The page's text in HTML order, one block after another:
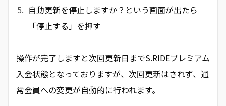
自動更新を停止しますか？という画面が出たら
「停止する」を押す
操作が完了しますと次回更新日までS.RIDEプレミアム
入会状態となっておりますが、次回更新はされず、通
常会員への変更が自動的に行われます。